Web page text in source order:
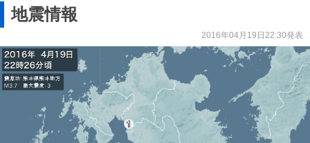
地震情報
2016年04月19日22:30発表